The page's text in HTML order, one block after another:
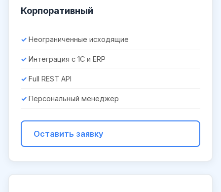
Корпоративный
Неограниченные исходящие
Интеграция с 1С и ERP
Full REST API
Персональный менеджер
Оставить заявку